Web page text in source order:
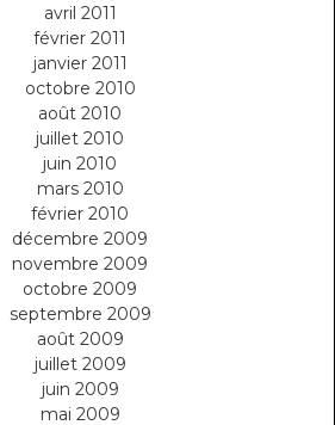
avril 2011
février 2011
janvier 2011
octobre 2010
août 2010
juillet 2010
juin 2010
mars 2010
février 2010
décembre 2009
novembre 2009
octobre 2009
septembre 2009
août 2009
juillet 2009
juin 2009
mai 2009